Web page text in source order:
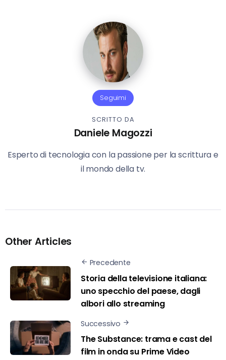
Seguimi
SCRITTO DA
Daniele Magozzi
Esperto di tecnologia con la passione per la scrittura e
il mondo della tv.
Other Articles
Precedente
Storia della televisione italiana:
uno specchio del paese, dagli
albori allo streaming
Successivo
The Substance: trama e cast del
film in onda su Prime Video